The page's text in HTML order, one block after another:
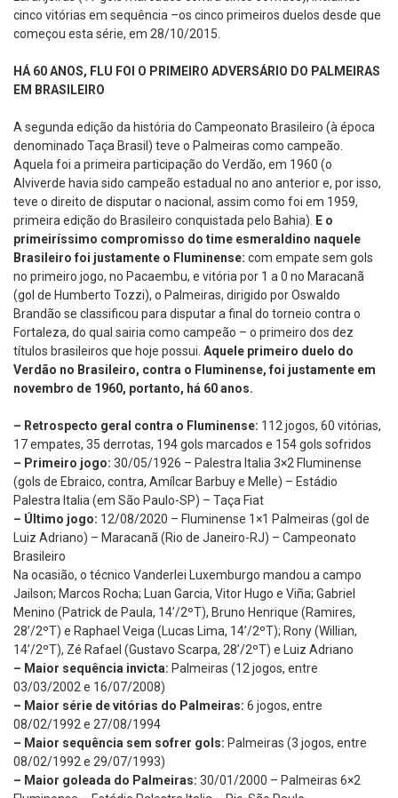
cinco vitórias em sequência –os cinco primeiros duelos desde que
começou esta série, em 28/10/2015.
HÁ 60 ANOS, FLU FOI O PRIMEIRO ADVERSÁRIO DO PALMEIRAS
EM BRASILEIRO
A segunda edição da história do Campeonato Brasileiro (à época
denominado Taça Brasil) teve o Palmeiras como campeão.
Aquela foi a primeira participação do Verdão, em 1960 (o
Alviverde havia sido campeão estadual no ano anterior e, por isso,
teve o direito de disputar o nacional, assim como foi em 1959,
primeira edição do Brasileiro conquistada pelo Bahia). E o
primeiríssimo compromisso do time esmeraldino naquele
Brasileiro foi justamente o Fluminense: com empate sem gols
no primeiro jogo, no Pacaembu, e vitória por 1 a 0 no Maracanã
(gol de Humberto Tozzi), o Palmeiras, dirigido por Oswaldo
Brandão se classificou para disputar a final do torneio contra o
Fortaleza, do qual sairia como campeão – o primeiro dos dez
títulos brasileiros que hoje possui. Aquele primeiro duelo do
Verdão no Brasileiro, contra o Fluminense, foi justamente em
novembro de 1960, portanto, há 60 anos.
– Retrospecto geral contra o Fluminense: 112 jogos, 60 vitórias,
17 empates, 35 derrotas, 194 gols marcados e 154 gols sofridos
– Primeiro jogo: 30/05/1926 – Palestra Italia 3×2 Fluminense
(gols de Ebraico, contra, Amílcar Barbuy e Melle) – Estádio
Palestra Italia (em São Paulo-SP) – Taça Fiat
– Último jogo: 12/08/2020 – Fluminense 1×1 Palmeiras (gol de
Luiz Adriano) – Maracanã (Rio de Janeiro-RJ) – Campeonato
Brasileiro
Na ocasião, o técnico Vanderlei Luxemburgo mandou a campo
Jailson; Marcos Rocha; Luan Garcia, Vitor Hugo e Viña; Gabriel
Menino (Patrick de Paula, 14’/2ºT), Bruno Henrique (Ramires,
28’/2ºT) e Raphael Veiga (Lucas Lima, 14’/2ºT); Rony (Willian,
14’/2ºT), Zé Rafael (Gustavo Scarpa, 28’/2ºT) e Luiz Adriano
– Maior sequência invicta: Palmeiras (12 jogos, entre
03/03/2002 e 16/07/2008)
– Maior série de vitórias do Palmeiras: 6 jogos, entre
08/02/1992 e 27/08/1994
– Maior sequência sem sofrer gols: Palmeiras (3 jogos, entre
08/02/1992 e 29/07/1993)
– Maior goleada do Palmeiras: 30/01/2000 – Palmeiras 6×2